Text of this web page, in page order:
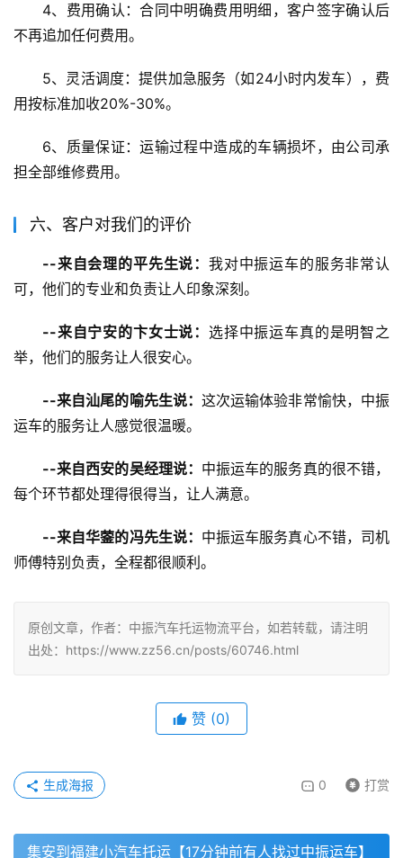
4、费用确认：合同中明确费用明细，客户签字确认后
不再追加任何费用。
5、灵活调度：提供加急服务（如24小时内发车），费
用按标准加收20%-30%。
6、质量保证：运输过程中造成的车辆损坏，由公司承
担全部维修费用。
六、客户对我们的评价
--来自会理的平先生说： 我对中振运车的服务非常认
可，他们的专业和负责让人印象深刻。
--来自宁安的卞女士说： 选择中振运车真的是明智之
举，他们的服务让人很安心。
--来自汕尾的喻先生说： 这次运输体验非常愉快，中振
运车的服务让人感觉很温暖。
--来自西安的吴经理说： 中振运车的服务真的很不错，
每个环节都处理得很得当，让人满意。
--来自华蓥的冯先生说： 中振运车服务真心不错，司机
师傅特别负责，全程都很顺利。
原创文章，作者：中振汽车托运物流平台，如若转载，请注明
出处：https://www.zz56.cn/posts/60746.html
赞 (0)
0 打赏
生成海报
集安到福建小汽车托运【17分钟前有人找过中振运车】